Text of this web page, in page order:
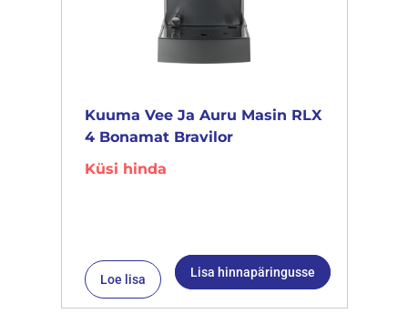
Kuuma Vee Ja Auru Masin RLX
4 Bonamat Bravilor
Küsi hinda
Loe lisa Lisa hinnapäringusse